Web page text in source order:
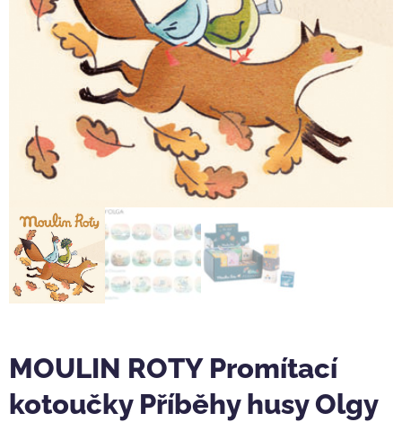
MOULIN ROTY Promítací
kotoučky Příběhy husy Olgy